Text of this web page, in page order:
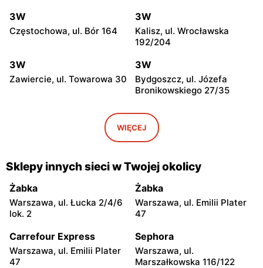
3W
Częstochowa, ul. Bór 164
3W
Kalisz, ul. Wrocławska
192/204
3W
Zawiercie, ul. Towarowa 30
3W
Bydgoszcz, ul. Józefa
Bronikowskiego 27/35
Gniezno, ul. Gdańska 109
3W
Gronowo Górne, ul.
Berylowa 6
3W
Tarnów, ul. Giełdowa 26
3W
Kraków, ul. Biskupińska 4a
3W
Rzeszów, ul. 9 Dywizji
3W
Ruda Śląska, ul. Pionierów
3W
Opole, ul. Budowlanych
3W
Oświęcim, ul. Maksymiliana
WIĘCEJ
Sklepy innych sieci w Twojej okolicy
Żabka
Warszawa, ul. Łucka 2/4/6
lok. 2
Żabka
Warszawa, ul. Emilii Plater
47
Carrefour Express
Warszawa, ul. Emilii Plater
47
Sephora
Warszawa, ul.
Marszałkowska 116/122